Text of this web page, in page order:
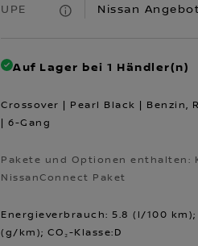
UPE
Nissan
Auf Lager bei 1 Händler(n)
Crossover | Pearl Black | Benzin,
| 6-Gang
Pakete und Optionen enthalten:
NissanConnect Paket
NissanConnect Paket
Energieverbrauch: 5.8 (l/100 km);
(g/km); CO₂-Klasse:D